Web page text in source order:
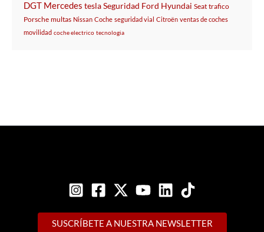
DGT Mercedes teslaSeguridad Ford Hyundai Seat trafico
Porsche multas Nissan Coche seguridad vial Citroën ventas de coches
movilidad coche electrico tecnologia
SUSCRÍBETE A NUESTRA NEWSLETTER